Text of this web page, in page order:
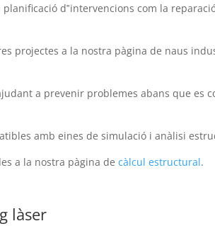
d‟intervencions com la
projectes a la nostra pàgina de naus
a prevenir problemes abans que es
amb eines de simulació i anàlisi
a la nostra pàgina decàlcul estructural.
làser